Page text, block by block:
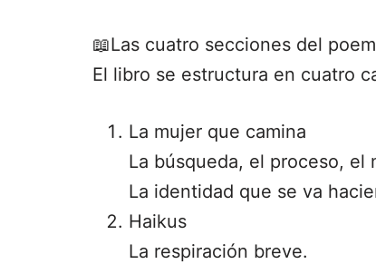
📖Las cuatro secciones del
El libro se estructura en cuatro
La mujer que camina
La búsqueda, el proceso, el
La identidad que se va
Haikus
La respiración breve.